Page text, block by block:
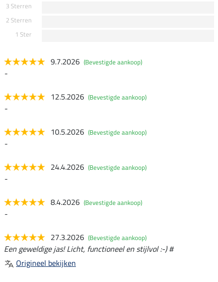
3 Sterren
2 Sterren
1 Ster
9.7.2026 (Bevestigde aankoop)
-
12.5.2026 (Bevestigde aankoop)
-
10.5.2026 (Bevestigde aankoop)
-
24.4.2026 (Bevestigde aankoop)
-
8.4.2026 (Bevestigde aankoop)
-
27.3.2026 (Bevestigde aankoop)
Een geweldige jas! Licht, functioneel en stijlvol :-) #
Origineel bekijken